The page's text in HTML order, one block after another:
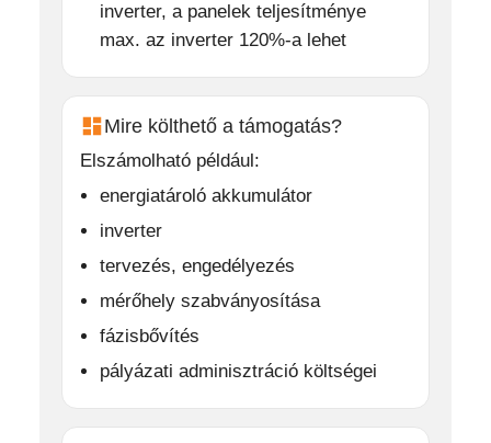
inverter, a panelek teljesítménye
max. az inverter 120%-a lehet
Mire költhető a támogatás?
Elszámolható például:
energiatároló akkumulátor
inverter
tervezés, engedélyezés
mérőhely szabványosítása
fázisbővítés
pályázati adminisztráció költségei